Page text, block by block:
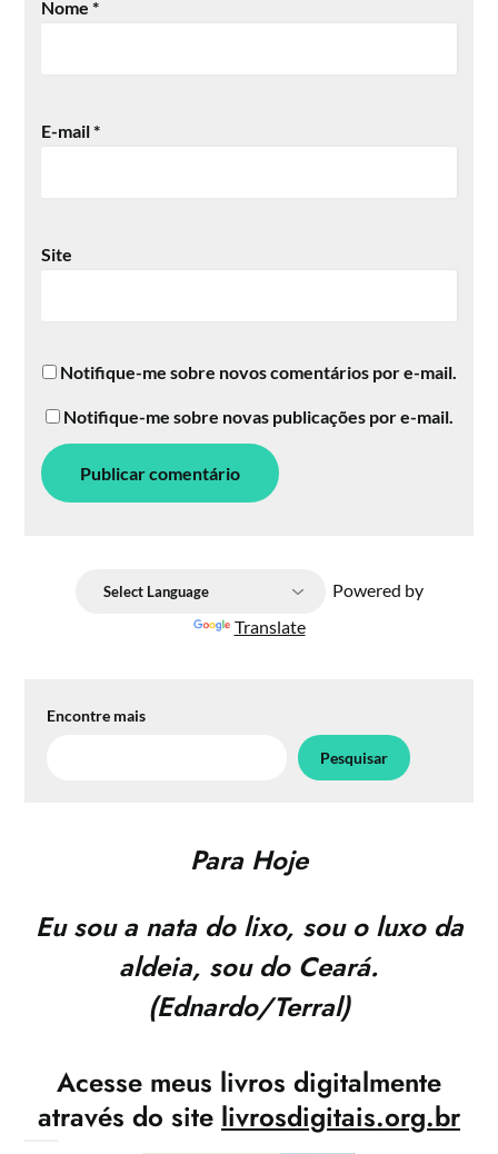
Nome*
E-mail*
Site
Notifique-me sobre novos comentários por e-mail.
Notifique-me sobre novas publicações por e-mail.
Powered by
Translate
Encontre mais
Pesquisar
Para Hoje
Eu sou a nata do lixo, sou o luxo da
aldeia, sou do Ceará.
(Ednardo/Terral)
Acesse meus livros digitalmente
através do site livrosdigitais.org.br